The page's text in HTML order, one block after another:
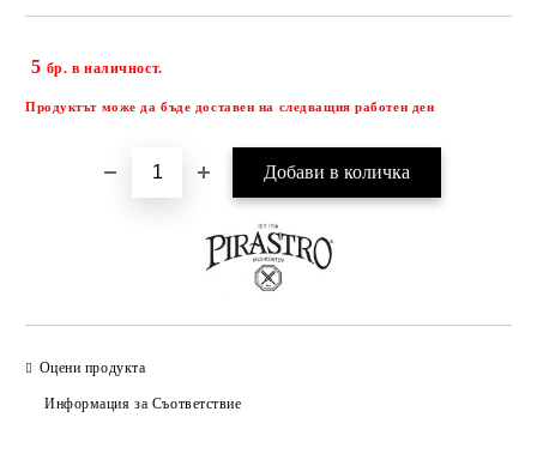
5 бр. в наличност.
Продуктът може да бъде доставен на следващия работен ден
Оцени продукта
Информация за Съответствие